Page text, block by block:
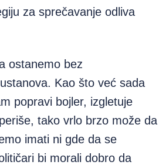
za sprečavanje odliva
ostanemo bez
Kao što već sada
popravi bojler, izgletuje
tako vrlo brzo može da
imati ni gde da se
bi morali dobro da